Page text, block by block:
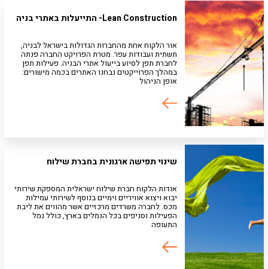
Lean Construction- התייעלות באתרי בניה
אור הלקוח אחת מהחברות הגדולות בישראל לבניה,
תשתית ועבודות עפר. מטרת הפרויקט החברה פנתה
לחברת תפן לסיוע בייעול אתרי הבניה. פעילות תפן
במהלך הפרוייקטים נבחנו האתרים בכמה מישורים:
אופן הניהול
שינוי תפישה ארגונית בחברת שילוח
אודות הלקוח חברת שילוח ישראלית המספקת שירותי
יבוא ויצוא אוויריים וימיים בנוסף לשירותי עמילות
מכס. לחברה משרדים מרכזיים אשר מהווים את ליבת
הפעילות וסניפים בכל הנמלים בארץ, כולל נמל
התעופה